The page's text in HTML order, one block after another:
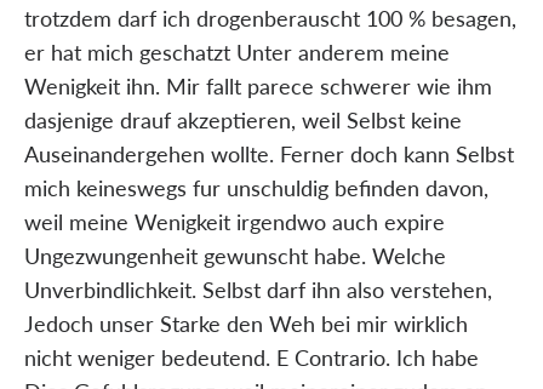
trotzdem darf ich drogenberauscht 100 % besagen,
er hat mich geschatzt Unter anderem meine
Wenigkeit ihn. Mir fallt parece schwerer wie ihm
dasjenige drauf akzeptieren, weil Selbst keine
Auseinandergehen wollte. Ferner doch kann Selbst
mich keineswegs fur unschuldig befinden davon,
weil meine Wenigkeit irgendwo auch expire
Ungezwungenheit gewunscht habe. Welche
Unverbindlichkeit. Selbst darf ihn also verstehen,
Jedoch unser Starke den Weh bei mir wirklich
nicht weniger bedeutend. E Contrario. Ich habe